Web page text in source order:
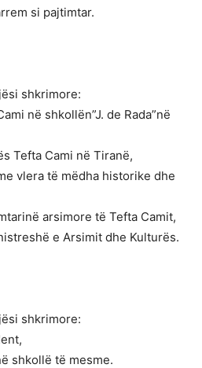
si pajtimtar.
shkrimore:
në shkollën”J. de Rada”në
Tefta Cami në Tiranë,
vlera të mëdha historike dhe
arsimore të Tefta Camit,
e Arsimit dhe Kulturës.
shkrimore:
shkollë të mesme.